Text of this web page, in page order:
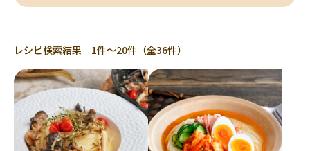
レシピ検索結果 1件～20件（全36件）